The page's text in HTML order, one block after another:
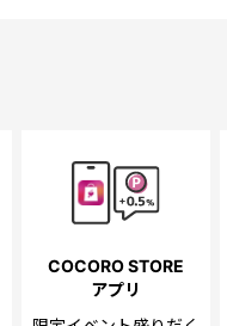
COCORO STORE
アプリ